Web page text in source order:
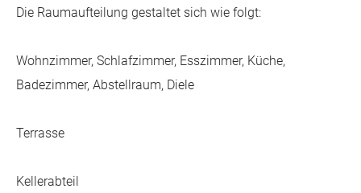
Die Raumaufteilung gestaltet sich wie folgt:
Wohnzimmer, Schlafzimmer, Esszimmer, Küche,
Badezimmer, Abstellraum, Diele
Terrasse
Kellerabteil